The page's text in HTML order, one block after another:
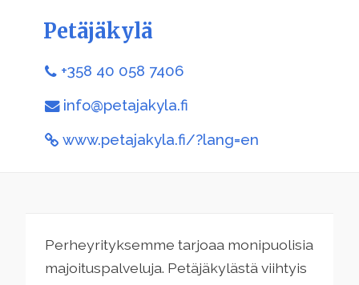
Petäjäkylä
+358 40 058 7406
info@petajakyla.fi
www.petajakyla.fi/?lang=en
Perheyrityksemme tarjoaa monipuolisia
majoituspalveluja. Petäjäkylästäviihtyis